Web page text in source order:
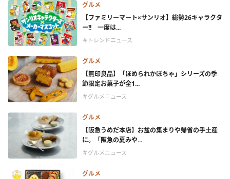
グルメ
【ファミリーマート×サンリオ】総勢26キャラクタ
ー!! 一度は...
＃トレンドニュース
グルメ
【無印良品】「ほめられかぼちゃ」シリーズの季
節限定お菓子が全1...
＃グルメニュース
グルメ
【阪急うめだ本店】お盆の集まりや帰省の手土産
に。「阪急の夏みや...
＃グルメニュース
グルメ